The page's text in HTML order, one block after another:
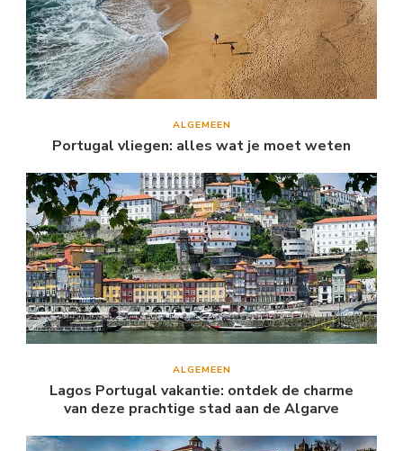
ALGEMEEN
Portugal vliegen: alles wat je moet weten
ALGEMEEN
Lagos Portugal vakantie: ontdek de charme
van deze prachtige stad aan de Algarve